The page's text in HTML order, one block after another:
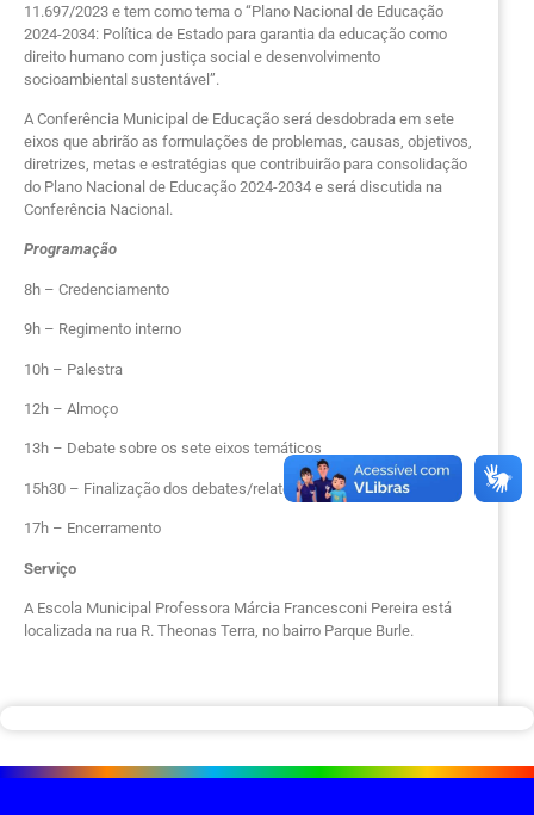
11.697/2023 e tem como tema o “Plano Nacional de Educação
2024-2034: Política de Estado para garantia da educação como
direito humano com justiça social e desenvolvimento
socioambiental sustentável”.
A Conferência Municipal de Educação será desdobrada em sete
eixos que abrirão as formulações de problemas, causas, objetivos,
diretrizes, metas e estratégias que contribuirão para consolidação
do Plano Nacional de Educação 2024-2034 e será discutida na
Conferência Nacional.
Programação
8h – Credenciamento
9h – Regimento interno
10h – Palestra
12h – Almoço
13h – Debate sobre os sete eixos temáticos
15h30 – Finalização dos debates/relator
17h – Encerramento
Serviço
A Escola Municipal Professora Márcia Francesconi Pereira está
localizada na rua R. Theonas Terra, no bairro Parque Burle.